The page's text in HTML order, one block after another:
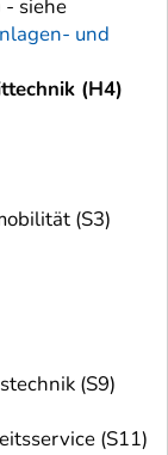
siehe
und
(H4)
(S3)
(S9)
(S11)